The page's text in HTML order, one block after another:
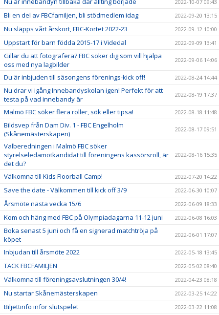
2022-10-07 09:43
Bli en del av FBCfamiljen, bli stödmedlem idag 2022-09-20 13:15
Nu släpps vårt årskort, FBC-Kortet 2022-23 2022-09-12 10:00
Uppstart för barn födda 2015-17 i Videdal 2022-09-09 13:41
Gillar du att fotografera? FBC söker dig som vill hjälpa
oss med nya lagbilder
2022-09-06 14:06
Du är inbjuden till säsongens förenings-kick off! 2022-08-24 14:44
Nu drar vi igång Innebandyskolan igen! Perfekt för att
testa på vad innebandy är
2022-08-19 17:37
Malmö FBC söker flera roller, sök eller tipsa! 2022-08-18 11:48
Bildsvep från Dam Div. 1 - FBC Engelholm
(Skånemästerskapen)
2022-08-17 09:51
Valberedningen i Malmö FBC söker
styrelseledamotkandidat till föreningens kassörsroll, är
det du?
2022-08-16 15:35
Välkomna till Kids Floorball Camp! 2022-07-20 14:22
Save the date - Välkommen till kick off 3/9 2022-06-30 10:07
Årsmöte nästa vecka 15/6 2022-06-09 18:33
Kom och häng med FBC på Olympiadagarna 11-12 juni 2022-06-08 16:03
Boka senast 5 juni och få en signerad matchtröja på
köpet
2022-06-01 17:07
Inbjudan till årsmöte 2022 2022-05-18 13:45
TACK FBCFAMILJEN 2022-05-02 08:40
Välkomna till föreningsavslutningen 30/4! 2022-04-23 08:18
Nu startar Skånemästerskapen 2022-03-25 14:22
Biljettinfo inför slutspelet 2022-03-22 11:08